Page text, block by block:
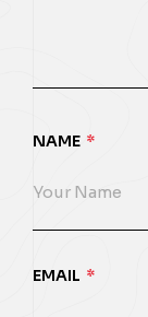
NAME *
EMAIL *